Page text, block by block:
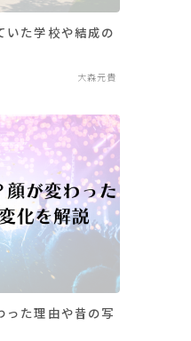
いた学校や結成の
大森元貴
った理由や昔の写